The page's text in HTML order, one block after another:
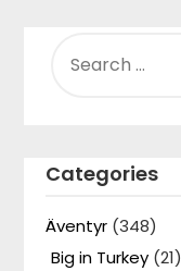
FOR:
Categories
Äventyr (348)
Big in Turkey (21)